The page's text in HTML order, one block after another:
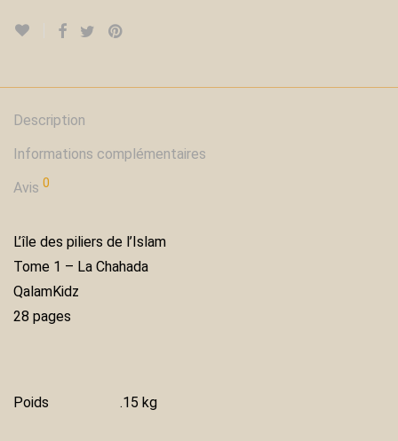
Description
Informations complémentaires
Avis 0
L’île des piliers de l’Islam
Tome 1 – La Chahada
QalamKidz
28 pages
Poids .15 kg